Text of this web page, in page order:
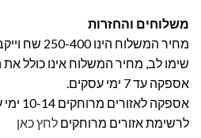
משלוחים והחזרות
מחיר המשלוח הינו 250-400 שח וייקבע על פי אזור מגוריכם.
שימו לב, מחיר המשלוח אינו כולל
אספקה עד 7 ימי עסקים.
אספקה לאזורים מרוחקים 10-14 ימי עסקים
לרשימת אזורים מרוחקים לחץ כאן